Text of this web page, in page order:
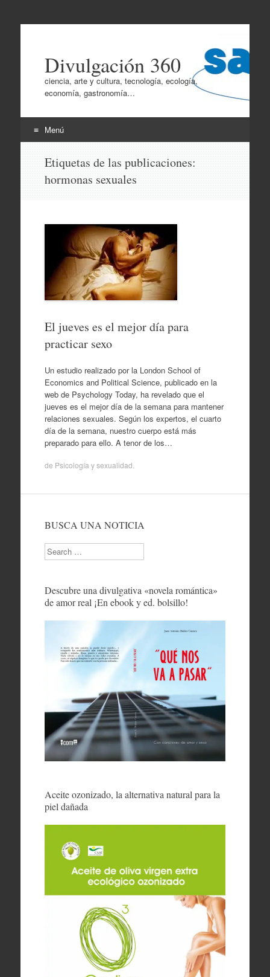
Divulgación 360
ciencia, arte y cultura, tecnología, ecología,
economía, gastronomía…
Menú
contenido
Etiquetas de las publicaciones:
hormonas sexuales
El jueves es el mejor día para
practicar sexo
Un estudio realizado por la London School of
Economics and Political Science, publicado en la
web de Psychology Today, ha revelado que el
jueves es el mejor día de la semana para mantener
relaciones sexuales. Según los expertos, el cuarto
día de la semana, nuestro cuerpo está más
preparado para ello. A tenor de los…
de Psicología y sexualidad
BUSCA UNA NOTICIA
Search
Descubre una divulgativa «novela romántica»
de amor real ¡En ebook y ed. bolsillo!
Aceite ozonizado, la alternativa natural para la
piel dañada